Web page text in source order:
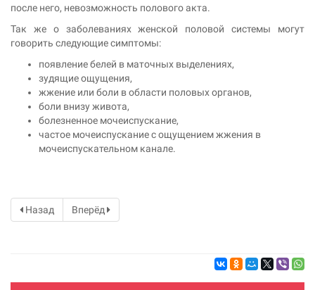
после него, невозможность полового акта.
Так же о заболеваниях женской половой системы могут
говорить следующие симптомы:
появление белей в маточных выделениях,
зудящие ощущения,
жжение или боли в области половых органов,
боли внизу живота,
болезненное мочеиспускание,
частое мочеиспускание с ощущением жжения в
мочеиспускательном канале.
Назад Вперёд